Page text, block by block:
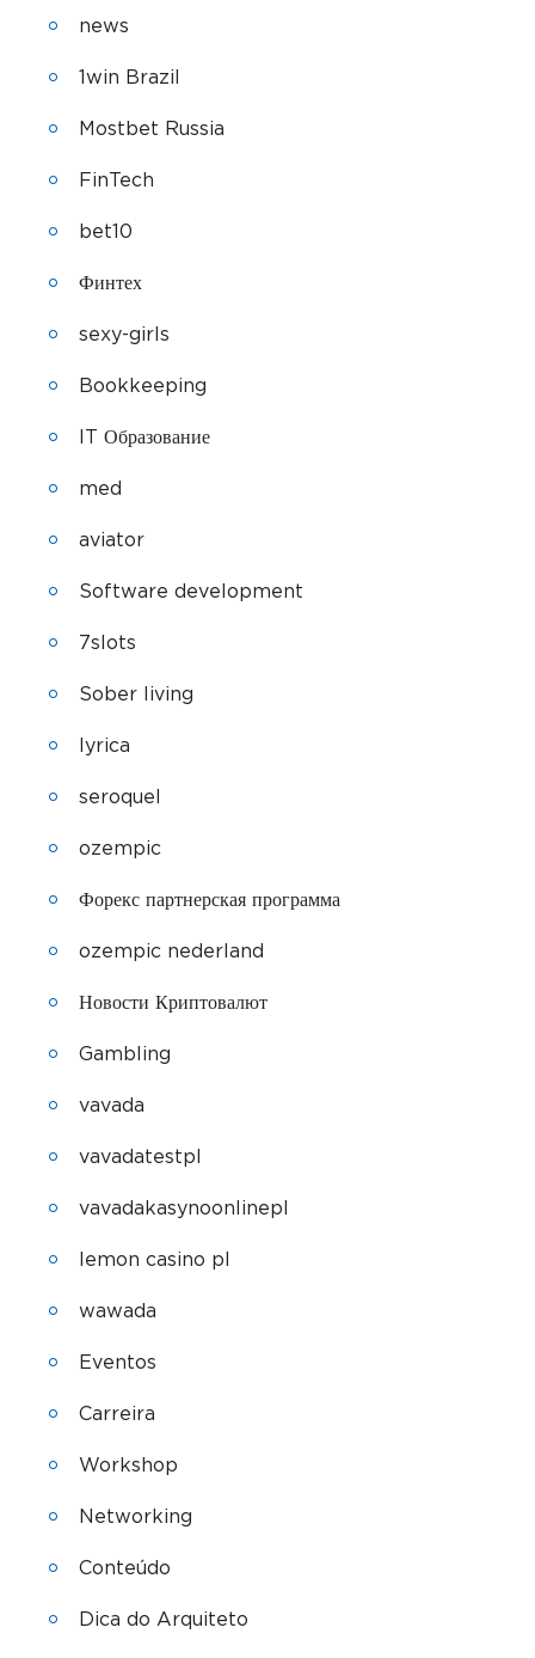
news
1win Brazil
Mostbet Russia
FinTech
bet10
Финтех
sexy-girls
Bookkeeping
IT Образование
med
aviator
Software development
7slots
Sober living
lyrica
seroquel
ozempic
Форекс партнерская программа
ozempic nederland
Новости Криптовалют
Gambling
vavada
vavadatestpl
vavadakasynoonlinepl
lemon casino pl
wawada
Eventos
Carreira
Workshop
Networking
Conteúdo
Dica do Arquiteto